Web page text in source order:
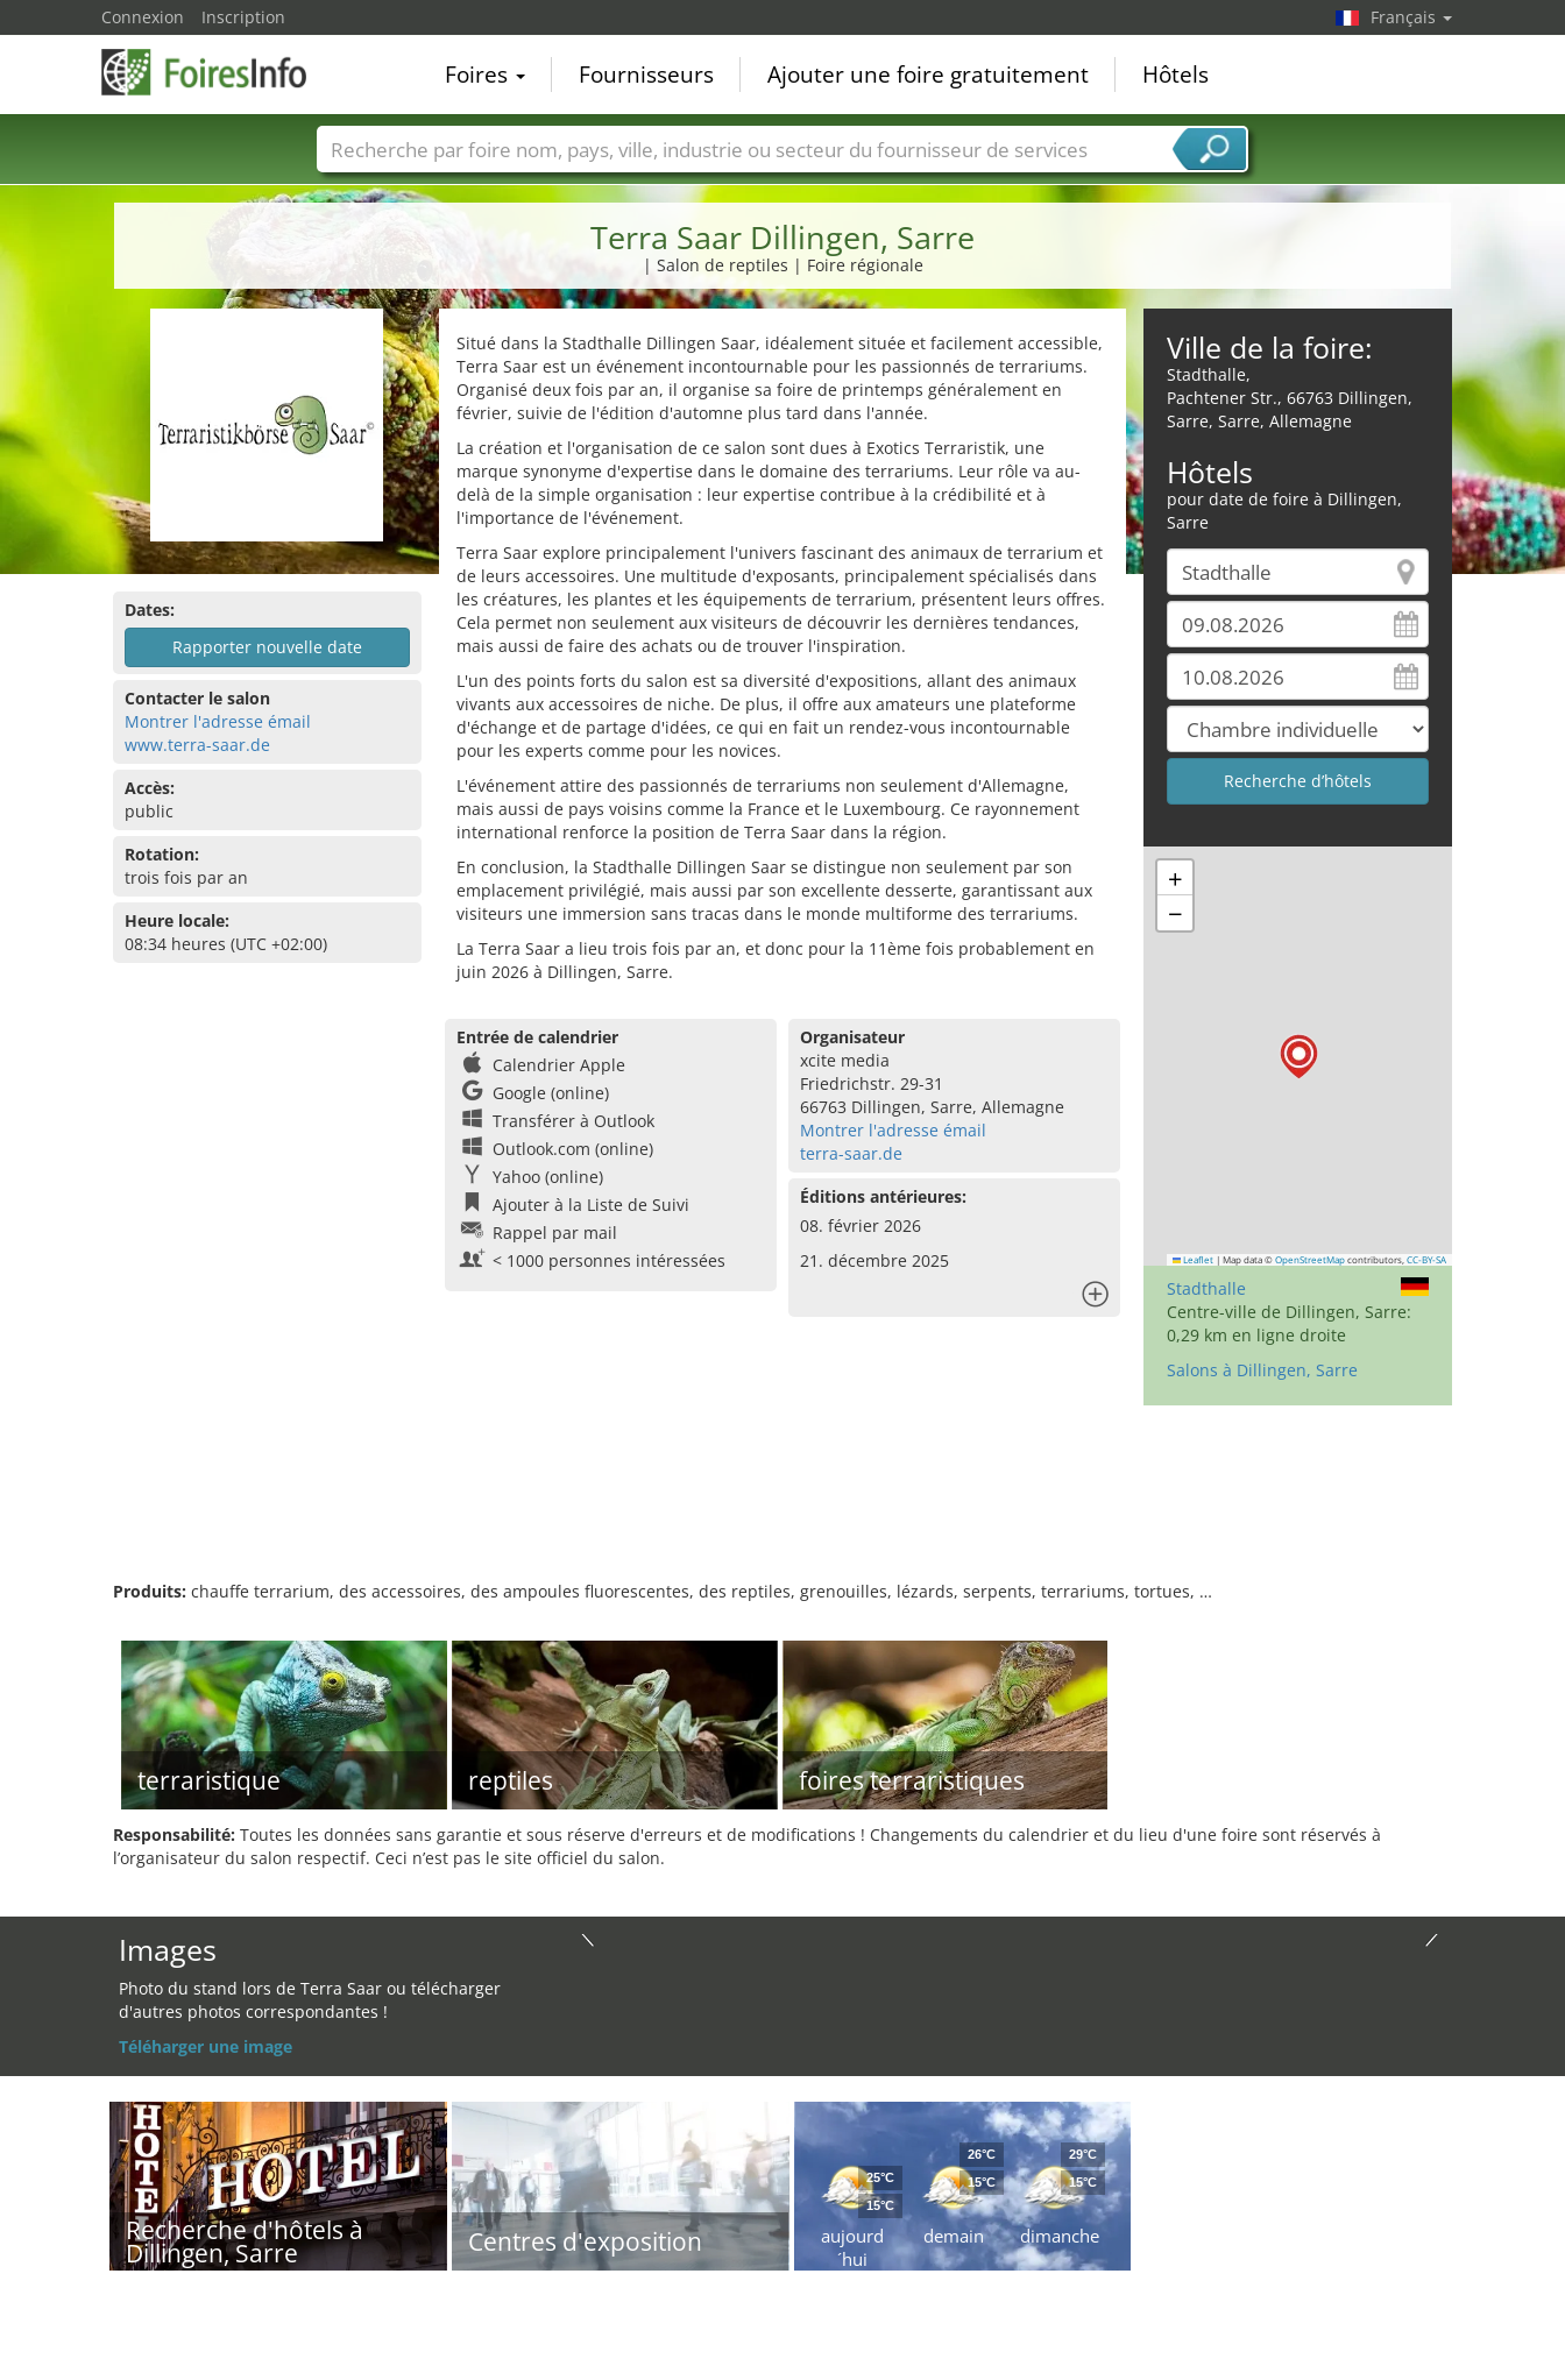
Terra Saar Dillingen, Sarre
| Salon de reptiles | Foire régionale
Dates:
Rapporter nouvelle date
Contacter le salon
Montrer l'adresse émail
www.terra-saar.de
Accès:
public
Rotation:
trois fois par an
Heure locale:
08:34 heures (UTC +02:00)
Situé dans la Stadthalle Dillingen Saar, idéalement située et facilement accessible,
Terra Saar est un événement incontournable pour les passionnés de terrariums.
Organisé deux fois par an, il organise sa foire de printemps généralement en
février, suivie de l'édition d'automne plus tard dans l'année.
La création et l'organisation de ce salon sont dues à Exotics Terraristik, une
marque synonyme d'expertise dans le domaine des terrariums. Leur rôle va au-
delà de la simple organisation : leur expertise contribue à la crédibilité et à
l'importance de l'événement.
Terra Saar explore principalement l'univers fascinant des animaux de terrarium et
de leurs accessoires. Une multitude d'exposants, principalement spécialisés dans
les créatures, les plantes et les équipements de terrarium, présentent leurs offres.
Cela permet non seulement aux visiteurs de découvrir les dernières tendances,
mais aussi de faire des achats ou de trouver l'inspiration.
L'un des points forts du salon est sa diversité d'expositions, allant des animaux
vivants aux accessoires de niche. De plus, il offre aux amateurs une plateforme
d'échange et de partage d'idées, ce qui en fait un rendez-vous incontournable
pour les experts comme pour les novices.
L'événement attire des passionnés de terrariums non seulement d'Allemagne,
mais aussi de pays voisins comme la France et le Luxembourg. Ce rayonnement
international renforce la position de Terra Saar dans la région.
En conclusion, la Stadthalle Dillingen Saar se distingue non seulement par son
emplacement privilégié, mais aussi par son excellente desserte, garantissant aux
visiteurs une immersion sans tracas dans le monde multiforme des terrariums.
La Terra Saar a lieu trois fois par an, et donc pour la 11ème fois probablement en
juin 2026 à Dillingen, Sarre.
Entrée de calendrier
Calendrier Apple
Google (online)
Transférer à Outlook
Outlook.com (online)
Yahoo (online)
Ajouter à la Liste de Suivi
Rappel par mail
< 1000 personnes intéressées
Organisateur
xcite media
Friedrichstr. 29-31
66763 Dillingen, Sarre, Allemagne
Montrer l'adresse émail
terra-saar.de
Éditions antérieures:
08. février 2026
21. décembre 2025
Ville de la foire:
Stadthalle,
Pachtener Str., 66763 Dillingen,
Sarre, Sarre, Allemagne
Hôtels
pour date de foire à Dillingen,
Sarre
+
−
Leaflet | Map data © OpenStreetMap contributors, CC-BY-SA
Stadthalle
Centre-ville de Dillingen, Sarre:
0,29 km en ligne droite
Salons à Dillingen, Sarre
Produits: chauffe terrarium, des accessoires, des ampoules fluorescentes, des reptiles, grenouilles, lézards, serpents, terrariums, tortues, …
terraristique reptiles foires terraristiques
Responsabilité: Toutes les données sans garantie et sous réserve d'erreurs et de modifications ! Changements du calendrier et du lieu d'une foire sont réservés à
l’organisateur du salon respectif. Ceci n’est pas le site officiel du salon.
Images
Photo du stand lors de Terra Saar ou télécharger
d'autres photos correspondantes !
Téléharger une image
Recherche d'hôtels à
Dillingen, Sarre Centres d'exposition
aujourd
´hui
25°C
15°C
demain
26°C
15°C
dimanche
29°C
15°C
Connexion Inscription Français
Foires Fournisseurs Ajouter une foire gratuitement Hôtels
Foire noms Pays Villes Secteurs de foire Secteurs du fournisseur de services